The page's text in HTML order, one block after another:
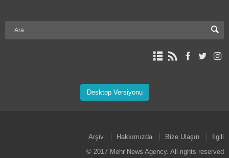
Desktop Versiyonu
Arşiv Hakkımızda Bize Ulaşın
İlgili
© 2017 Mehr News Agency. All rights reserved